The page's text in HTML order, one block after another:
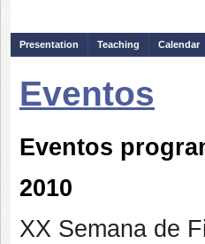
Presentation Teaching Calendar
Eventos
Eventos
2010
XX Semana de